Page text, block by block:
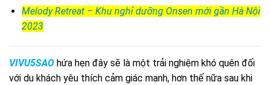
Melody Retreat – Khu nghỉ dưỡng Onsen mới gần Hà Nội
2023
VIVU5SAO hứa hẹn đây sẽ là một trải nghiệm khó quên đối
với du khách yêu thích cảm giác mạnh, hơn thế nữa sau khi